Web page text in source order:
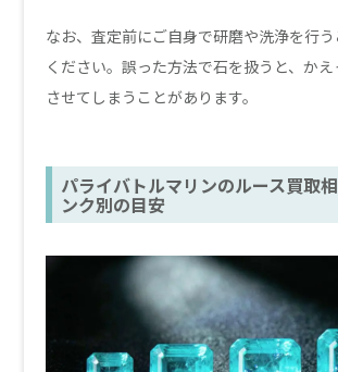
なお、査定前にご自身で研磨や洗浄を行
ください。誤った方法で石を扱うと、か
させてしまうことがあります。
パライバトルマリンのルース買取
ンク別の目安